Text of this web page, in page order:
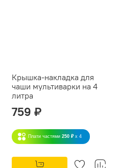
Крышка-накладка для
чаши мультиварки на 4
литра
759 ₽
Плати частями 250 ₽ x 4